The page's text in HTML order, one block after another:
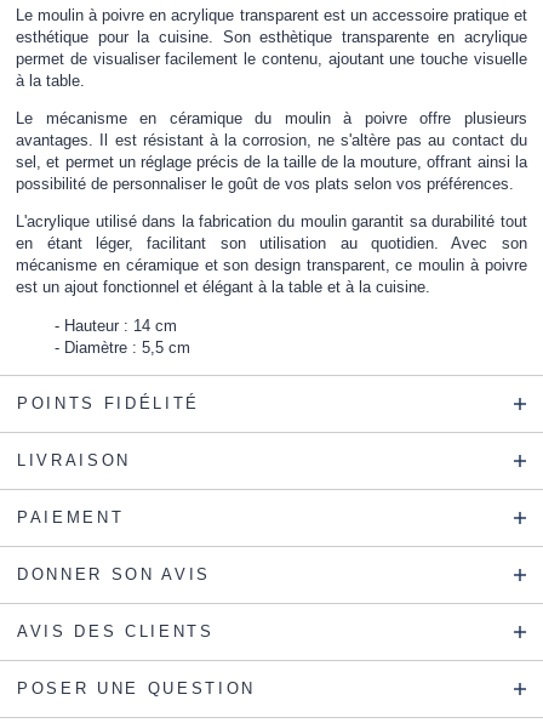
Le moulin à poivre en acrylique transparent est un accessoire pratique et
esthétique pour la cuisine. Son esthètique transparente en acrylique
permet de visualiser facilement le contenu, ajoutant une touche visuelle
à la table.
Le mécanisme en céramique du moulin à poivre offre plusieurs
avantages. Il est résistant à la corrosion, ne s'altère pas au contact du
sel, et permet un réglage précis de la taille de la mouture, offrant ainsi la
possibilité de personnaliser le goût de vos plats selon vos préférences.
L'acrylique utilisé dans la fabrication du moulin garantit sa durabilité tout
en étant léger, facilitant son utilisation au quotidien. Avec son
mécanisme en céramique et son design transparent, ce moulin à poivre
est un ajout fonctionnel et élégant à la table et à la cuisine.
Hauteur : 14 cm
Diamètre : 5,5 cm
POINTS FIDÉLITÉ
LIVRAISON
PAIEMENT
DONNER SON AVIS
AVIS DES CLIENTS
POSER UNE QUESTION